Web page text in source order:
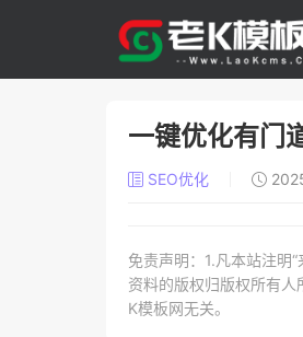
一键优化有门
SEO优化
免责声明：1.凡本站注明
资料的版权归版权所有
K模板网无关。